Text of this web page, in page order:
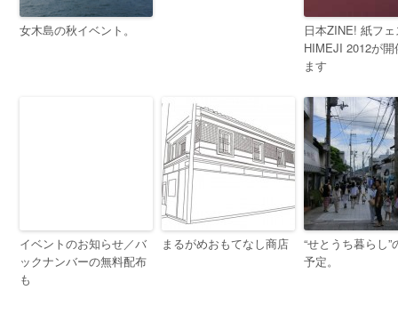
女木島の秋イベント。
日本ZINE! 紙フ
HIMEJI 2012が開
ます
イベントのお知らせ／バ
ックナンバーの無料配布
も
まるがめおもてなし商店
“せとうち暮らし”
予定。